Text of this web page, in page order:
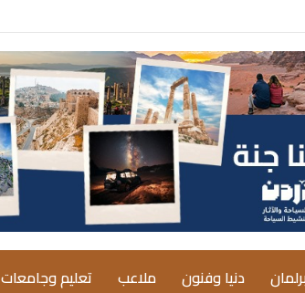
دنيا وفنون ملاعب تعليم وجامعات